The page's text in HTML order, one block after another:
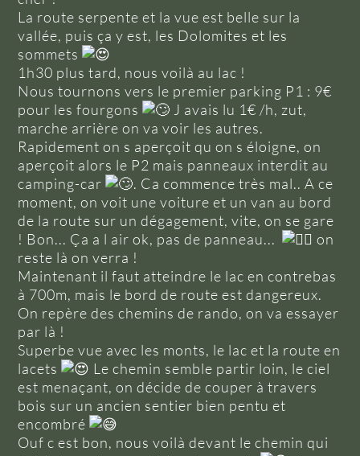
La route serpente et la vue est belle sur la
vallée, puis ça y est, les Dolomites et les
sommets
1h30 plus tard, nous voilà au lac !
Nous tournons vers le premier parking P1 : 9€
pour les fourgons
J avais lu 1€ /h, zut,
marche arrière on va voir les autres.
Rapidement on s aperçoit qu on s éloigne, on
aperçoit alors le P2 mais panneaux interdit au
camping-car
. Ca commence très mal.. A ce
moment, on voit une voiture et un van au bord
de la route sur un dégagement, vite, on se gare
! Bon... Ça a l air ok, pas de panneau...
on
reste là on verra !
Maintenant il faut atteindre le lac en contrebas
à 700m, mais le bord de route est dangereux.
On repère des chemins de rando, on va essayer
par là !
Superbe vue avec les monts, le lac et la route en
lacets
Le chemin semble partir loin, le ciel
est menaçant, on décide de couper à travers
bois sur un ancien sentier bien pentu et
encombré
Ouf c est bon, nous voilà devant le chemin qui